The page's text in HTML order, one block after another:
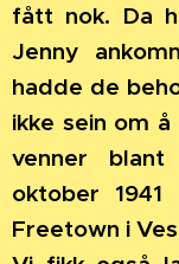
fått nok. Da
Jenny
hadde de
ikke sein om
venner
oktober
Freetown i